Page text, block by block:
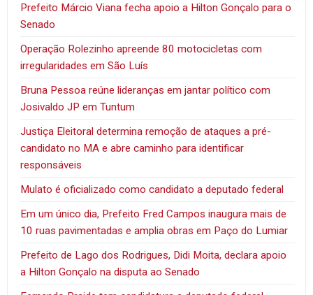
Prefeito Márcio Viana fecha apoio a Hilton Gonçalo para o
Senado
Operação Rolezinho apreende 80 motocicletas com
irregularidades em São Luís
Bruna Pessoa reúne lideranças em jantar político com
Josivaldo JP em Tuntum
Justiça Eleitoral determina remoção de ataques a pré-
candidato no MA e abre caminho para identificar
responsáveis
Mulato é oficializado como candidato a deputado federal
Em um único dia, Prefeito Fred Campos inaugura mais de
10 ruas pavimentadas e amplia obras em Paço do Lumiar
Prefeito de Lago dos Rodrigues, Didi Moita, declara apoio
a Hilton Gonçalo na disputa ao Senado